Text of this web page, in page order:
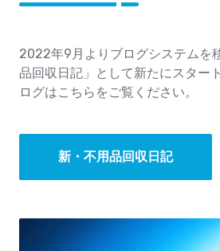
2022年9月よりブログシステムを
品回収日記」として新たにスター
ログはこちらをご覧ください。
新・不用品回収日記